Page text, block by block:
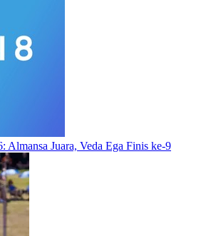
Almansa Juara, Veda Ega Finis ke-9